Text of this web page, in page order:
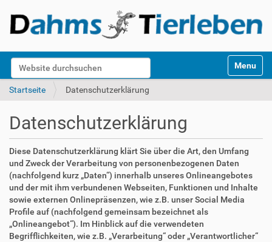
Website durchsuchen
k
Toggle
Startseite Datenschutzerklärung
Datenschutzerklärung
Diese Datenschutzerklärung klärt Sie über die Art, den Umfang
und Zweck der Verarbeitung von personenbezogenen Daten
(nachfolgend kurz „Daten“) innerhalb unseres Onlineangebotes
und der mit ihm verbundenen Webseiten, Funktionen und Inhalte
sowie externen Onlinepräsenzen, wie z.B. unser Social Media
Profile auf (nachfolgend gemeinsam bezeichnet als
„Onlineangebot“). Im Hinblick auf die verwendeten
Begrifflichkeiten, wie z.B. „Verarbeitung“ oder „Verantwortlicher“